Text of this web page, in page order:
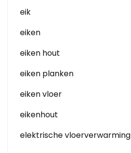
eik
eiken
eiken hout
eiken planken
eiken vloer
eikenhout
elektrische vloerverwarming